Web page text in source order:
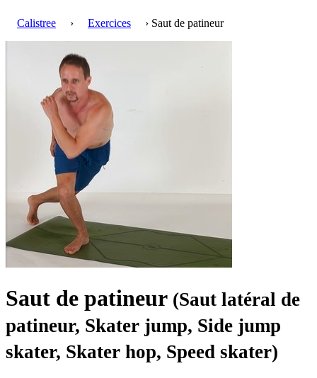
Calistree › Exercices › Saut de patineur
Saut de patineur (Saut latéral de
patineur, Skater jump, Side jump
skater, Skater hop, Speed skater)